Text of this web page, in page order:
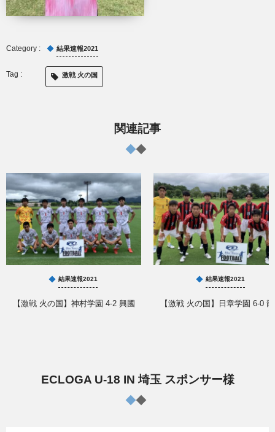
結果速報2021
激戦 火の国
関連記事
結果速報2021
【激戦 火の国】神村学園 4-2 興國
結果速報2021
【激戦 火の国】日章学園 6-0
ECLOGA U-18 IN 埼玉 スポンサー様